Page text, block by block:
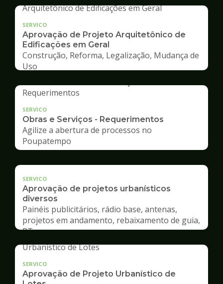
SERVICO
Aprovação de Projeto Arquitetônico de
Edificações em Geral
Construção, Reforma, Legalização, Mudança de
Uso
SERVICO
Obras e Serviços - Requerimentos
Agilize a abertura de processos no
Poupatempo
SERVICO
Aprovação de projetos urbanísticos
diversos
Painéis publicitários, rádio base, antenas,
projetos em andamento, rebaixamento de guia,
RT
SERVICO
Aprovação de Projeto Urbanístico de